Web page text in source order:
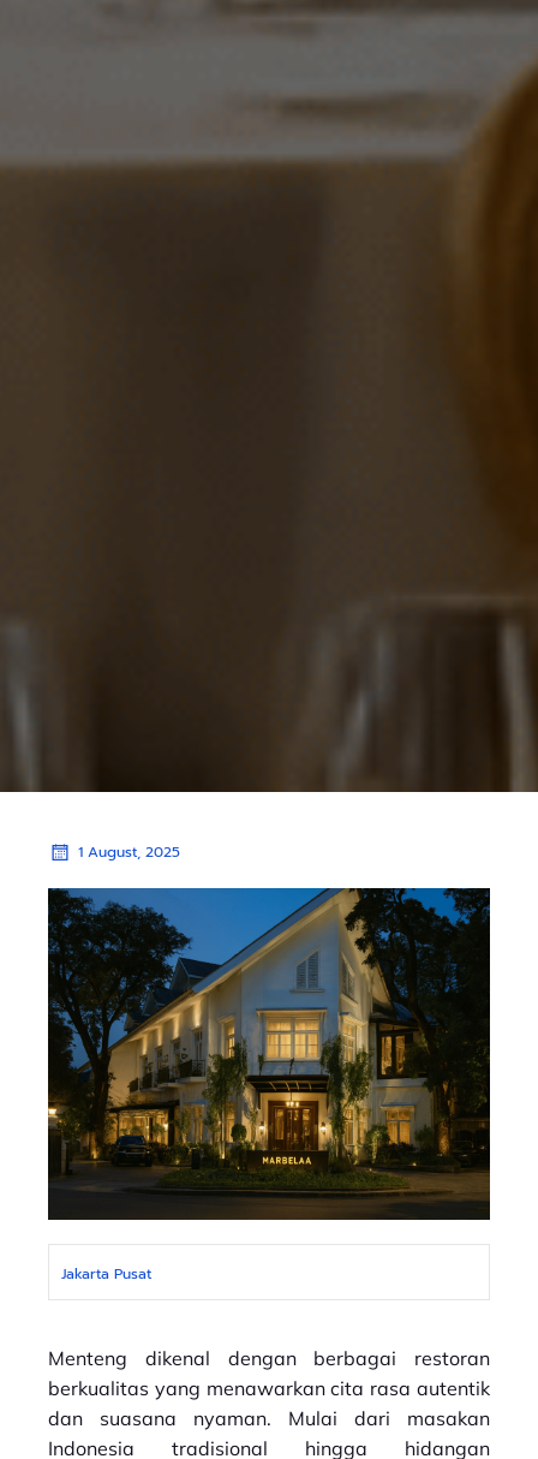
1 August, 2025
Jakarta Pusat
Menteng dikenal dengan berbagai restoran
berkualitas yang menawarkan cita rasa autentik
dan suasana nyaman. Mulai dari masakan
Indonesia tradisional hingga hidangan